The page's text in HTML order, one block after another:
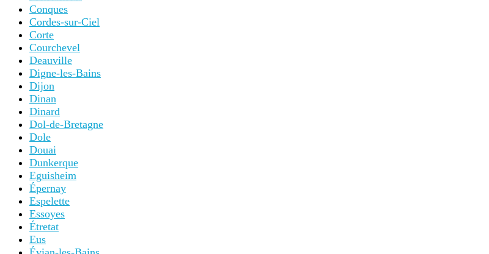
Conques
Cordes-sur-Ciel
Corte
Courchevel
Deauville
Digne-les-Bains
Dijon
Dinan
Dinard
Dol-de-Bretagne
Dole
Douai
Dunkerque
Eguisheim
Épernay
Espelette
Essoyes
Étretat
Eus